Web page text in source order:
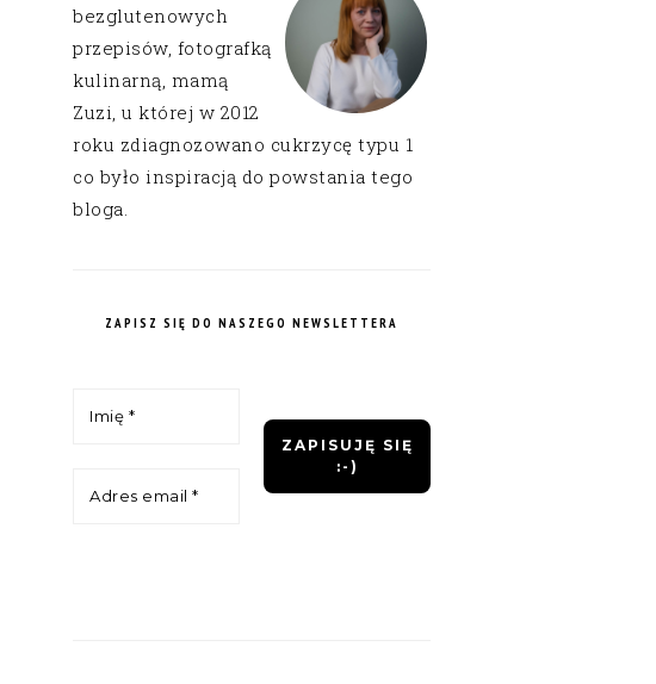
bezglutenowych
przepisów, fotografką
kulinarną, mamą
Zuzi, u której w 2012
roku zdiagnozowano cukrzycę typu 1
co było inspiracją do powstania tego
bloga.
ZAPISZ SIĘ DO NASZEGO NEWSLETTERA